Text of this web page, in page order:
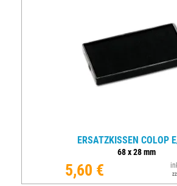
ERSATZKISSEN COLOP
68x28mm
5,60 €